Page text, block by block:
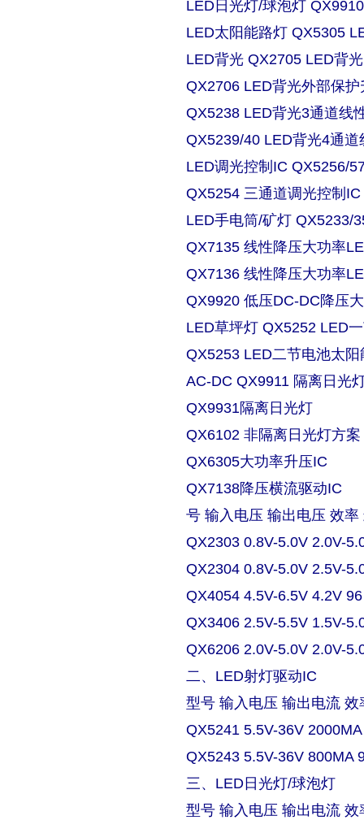
LED日光灯/球泡灯
LED太阳能路灯 QX5305
LED背光 QX2705 LED背
QX2706 LED背光外部保
QX5238 LED背光3通道线
QX5239/40 LED背光4通
LED调光控制IC QX5256/
QX5254 三通道调光控制
LED手电筒/矿灯 QX5233/
QX7135 线性降压大功率
QX7136 线性降压大功率
QX9920 低压DC-DC降压
LED草坪灯 QX5252 LED
QX5253 LED二节电池太
AC-DC QX9911 隔离日光
QX9931隔离日光灯
QX6102 非隔离日光灯方案
QX6305大功率升压IC
QX7138降压横流驱动IC
号 输入电压 输出电压 效率
QX2303 0.8V-5.0V 2.0V-
QX2304 0.8V-5.0V 2.5V-
QX4054 4.5V-6.5V 4.2V
QX3406 2.5V-5.5V 1.5V-
QX6206 2.0V-5.0V 2.0V-
二、LED射灯驱动IC
型号 输入电压 输出电流 效
QX5241 5.5V-36V
QX5243 5.5V-36V 800MA
三、LED日光灯/球泡灯
型号 输入电压 输出电流 效